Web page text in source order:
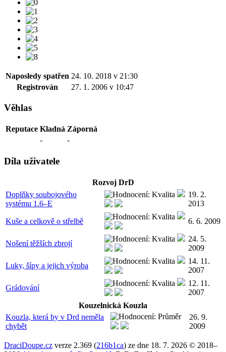
Naposledy spatřen 24. 10. 2018 v 21:30
Registrován
27. 1. 2006 v 10:47
Věhlas
Reputace Kladná Záporná
-
-
Díla uživatele
Rozvoj DrD
Doplňky soubojového
systému 1.6–E
19. 2.
2013
Kuše a celkově o střelbě 6. 6. 2009
Nošení těžších zbrojí
24. 5.
2009
Luky, šípy a jejich výroba
14. 11.
2007
Grádování
12. 11.
2007
Kouzelnická Kouzla
Kouzla, která by v Drd neměla
chybět
26. 9.
2009
DraciDoupe.cz verze 2.369 (216b1ca) ze dne 18. 7. 2026 © 2018–